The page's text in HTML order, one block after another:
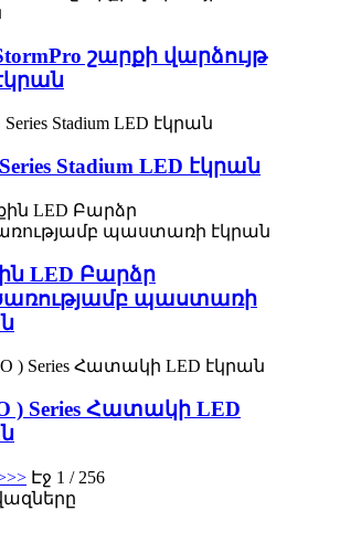
շարքի վարձույթ
Stadium LED էկրան
LED Բարձր
պաստառի
) Series Հատակի LED
>> Էջ 1 / 256